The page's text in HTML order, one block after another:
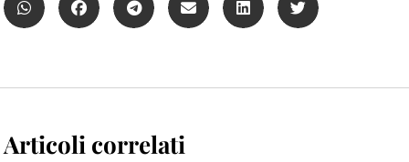
Articoli correlati